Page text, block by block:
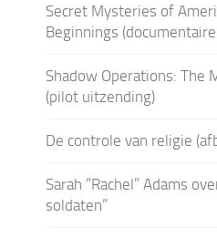
Secret Mysteries of
Beginnings
Shadow Operations: The
(pilot uitzending)
De controle van religie
Sarah “Rachel” Adams
soldaten”